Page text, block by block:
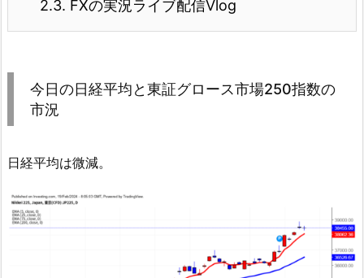
2.3. FXの実況ライブ配信Vlog
今日の日経平均と東証グロース市場250指数の
市況
日経平均は微減。